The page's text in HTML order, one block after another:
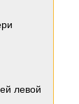
левой